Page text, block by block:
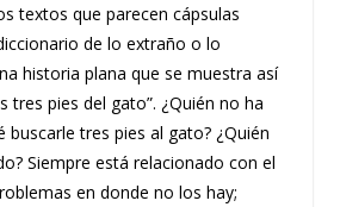
textos que parecen cápsulas
de lo extraño o lo
historia plana que se muestra así
tres pies del gato”. ¿Quién no ha
buscarle tres pies al gato? ¿Quién
Siempre está relacionado con el
en donde no los hay;